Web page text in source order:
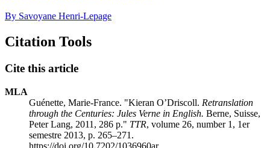
By Savoyane Henri-Lepage
Citation Tools
Cite this article
MLA
Guénette, Marie-France. "Kieran O’Driscoll. Retranslation
through the Centuries: Jules Verne in English. Berne, Suisse,
Peter Lang, 2011, 286 p." TTR, volume 26, number 1, 1er
semestre 2013, p. 265–271.
https://doi.org/10.7202/1036960ar